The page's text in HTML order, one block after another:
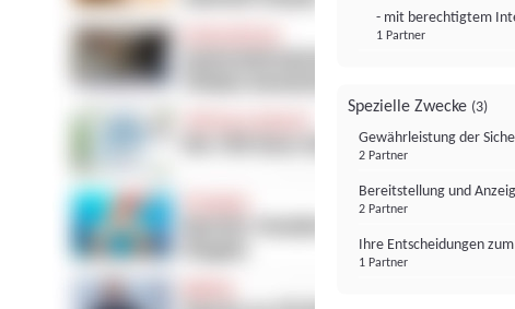
- mit berechtigtem
1 Partner
Spezielle Zwecke (3)
Gewährleistung der
2 Partner
Bereitstellung und
2 Partner
Ihre Entscheidungen
1 Partner